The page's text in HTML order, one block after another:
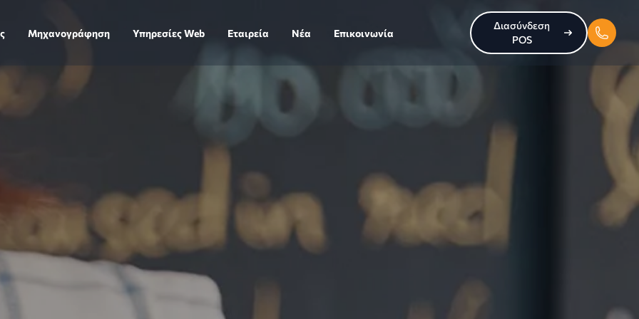
Μηχανογράφηση Υπηρεσίες Web Εταιρεία Νέα Επικοινωνία
Διασύνδεση
POS